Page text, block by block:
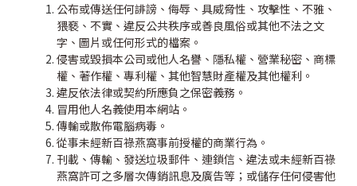
公布或傳送任何誹謗、侮辱、具威脅性、攻擊性、不雅、
猥褻、不實、違反公共秩序或善良風俗或其他不法之文
字、圖片或任何形式的檔案。
侵害或毀損本公司或他人名譽、隱私權、營業秘密、商標
權、著作權、專利權、其他智慧財產權及其他權利。
違反依法律或契約所應負之保密義務。
冒用他人名義使用本網站。
傳輸或散佈電腦病毒。
從事未經新百祿燕窩事前授權的商業行為。
刊載、傳輸、發送垃圾郵件、連鎖信、違法或未經新百祿
燕窩許可之多層次傳銷訊息及廣告等；或儲存任何侵害他